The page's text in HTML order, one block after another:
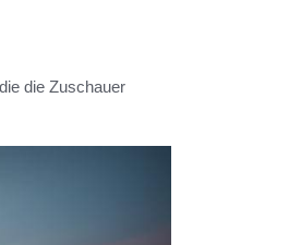
die Zuschauer